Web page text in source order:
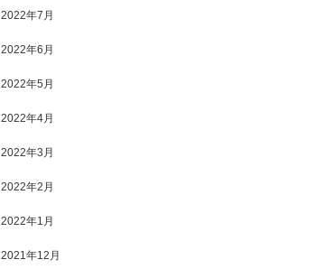
2022年7月
2022年6月
2022年5月
2022年4月
2022年3月
2022年2月
2022年1月
2021年12月